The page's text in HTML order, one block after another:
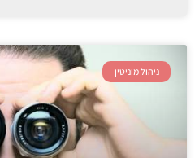
ניהול מוניטין